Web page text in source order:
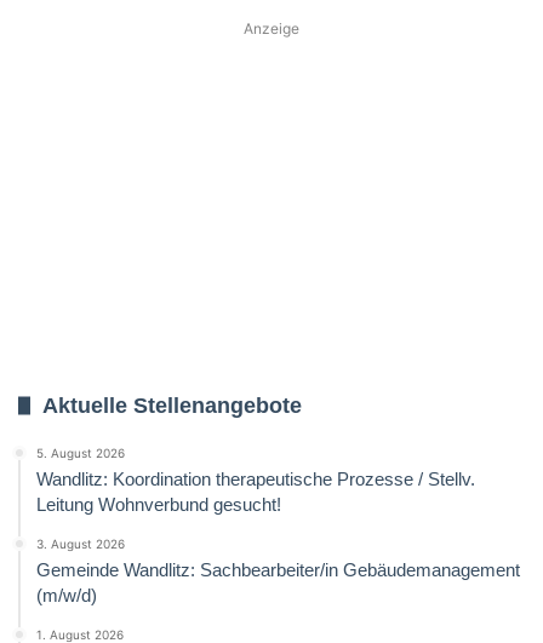
Anzeige
Aktuelle Stellenangebote
5. August 2026
Wandlitz: Koordination therapeutische Prozesse / Stellv.
Leitung Wohnverbund gesucht!
3. August 2026
Gemeinde Wandlitz: Sachbearbeiter/in Gebäudemanagement
(m/w/d)
1. August 2026